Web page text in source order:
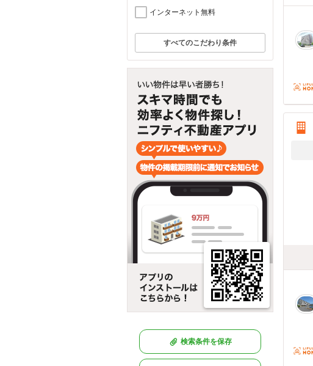
インターネット無料
すべてのこだわり条件
検索条件を保存